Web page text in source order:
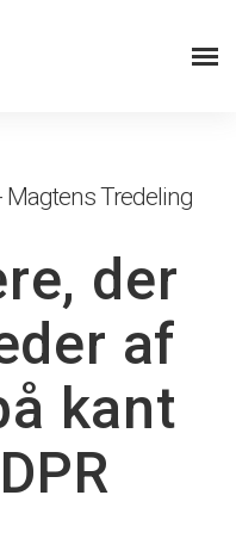
Tredeling
der
af
kant